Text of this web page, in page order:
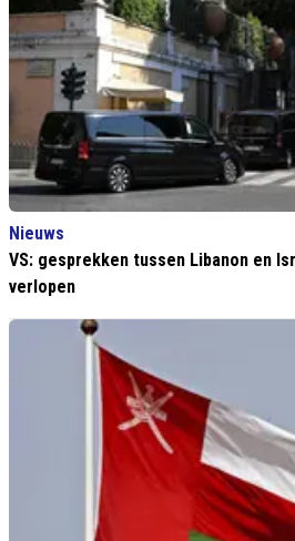
Nieuws
VS: gesprekken tussen Libanon en
verlopen